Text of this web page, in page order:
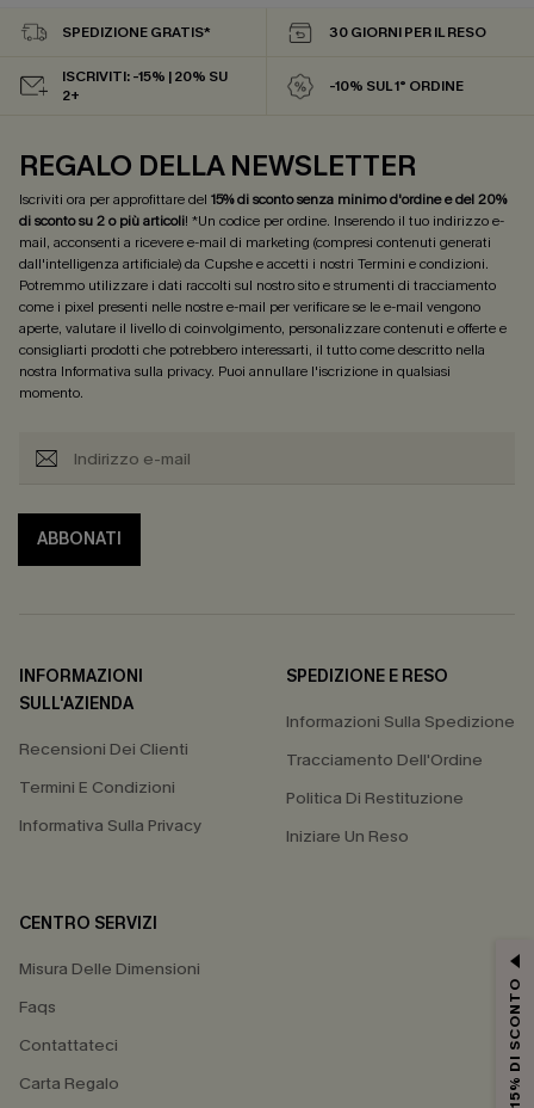
SPEDIZIONE GRATIS* 30 GIORNI PER IL RESO
ISCRIVITI: -15% | 20% SU
2+
-10% SUL 1° ORDINE
REGALO DELLA NEWSLETTER
Iscriviti ora per approfittare del 15% di sconto senza minimo d'ordine e del 20%
di sconto su 2 o più articoli! *Un codice per ordine. Inserendo il tuo indirizzo e-
mail, acconsenti a ricevere e-mail di marketing (compresi contenuti generati
dall'intelligenza artificiale) da Cupshe e accetti i nostri Termini e condizioni.
Potremmo utilizzare i dati raccolti sul nostro sito e strumenti di tracciamento
come i pixel presenti nelle nostre e-mail per verificare se le e-mail vengono
aperte, valutare il livello di coinvolgimento, personalizzare contenuti e offerte e
consigliarti prodotti che potrebbero interessarti, il tutto come descritto nella
nostra Informativa sulla privacy. Puoi annullare l'iscrizione in qualsiasi
momento.
ABBONATI
INFORMAZIONI
SULL'AZIENDA
Recensioni Dei Clienti
Termini E Condizioni
Informativa Sulla Privacy
SPEDIZIONE E RESO
Informazioni Sulla Spedizione
Tracciamento Dell'Ordine
Politica Di Restituzione
Iniziare Un Reso
CENTRO SERVIZI
Misura Delle Dimensioni
Faqs
Contattateci
Carta Regalo
15% DI SCONTO